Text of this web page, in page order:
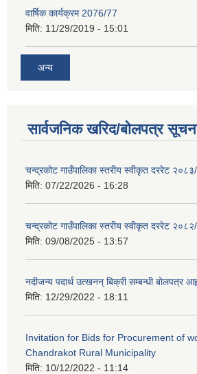
वार्षिक कार्यक्रम 2076/77
मिति: 11/29/2019 - 15:01
अन्य
सार्वजनिक खरिद/बोलपत्र
चन्द्रकोट गाउँपालिका स्तरीय स्वीकृत दररेट
मिति: 07/22/2026 - 16:28
चन्द्रकोट गाउँपालिका स्तरीय स्वीकृत दररेट
मिति: 09/08/2025 - 13:57
नदीजन्य पदार्थ उत्खनन् बिक्री सम्बन्धी बोलपत्र
मिति: 12/29/2022 - 18:11
Invitation for Bids for Procurement of
Chandrakot Rural Municipality
मिति: 10/12/2022 - 11:14